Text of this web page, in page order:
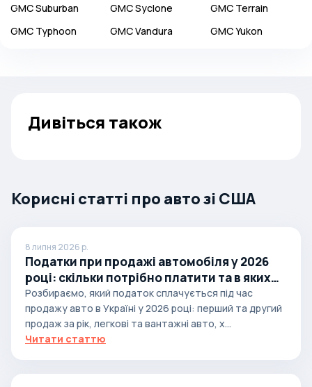
GMCSuburban GMCSyclone GMC Terrain
GMC Typhoon GMCVandura GMCYukon
Дивіться також
Корисні статті про авто зі США
8 липня 2026 р.
Податки при продажі автомобіля у 2026
році: скільки потрібно платити та в яких
випадках
Розбираємо, який податок сплачується під час
продажу авто в Україні у 2026 році: перший та другий
продаж за рік, легкові та вантажні авто, х...
Читати статтю